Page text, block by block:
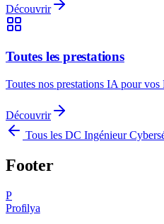
Découvrir
Toutes les prestations
Toutes nos prestations IA pour vos
Découvrir
Tous les DC Ingénieur
Footer
P
Profilya